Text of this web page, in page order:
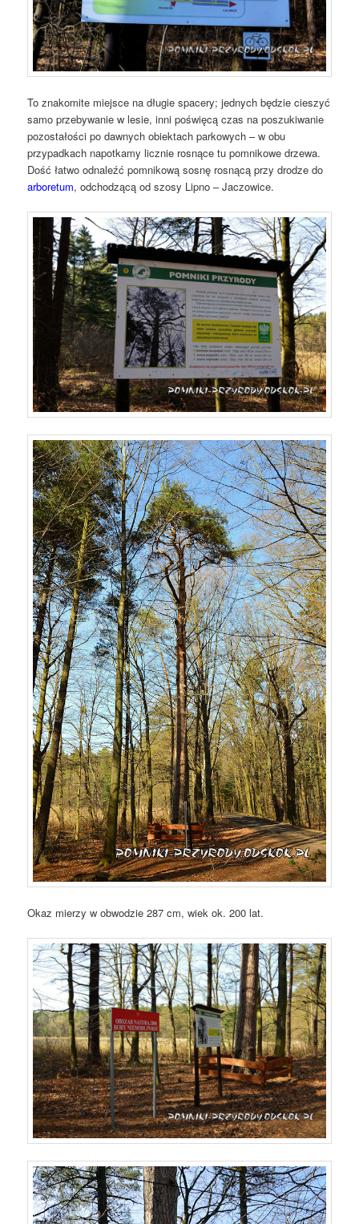
To znakomite miejsce na długie spacery; jednych będzie cieszyć
samo przebywanie w lesie, inni poświęcą czas na poszukiwanie
pozostałości po dawnych obiektach parkowych – w obu
przypadkach napotkamy licznie rosnące tu pomnikowe drzewa.
Dość łatwo odnaleźć pomnikową sosnę rosnącą przy drodze do
arboretum, odchodzącą od szosy Lipno – Jaczowice.
Okaz mierzy w obwodzie 287 cm, wiek ok. 200 lat.